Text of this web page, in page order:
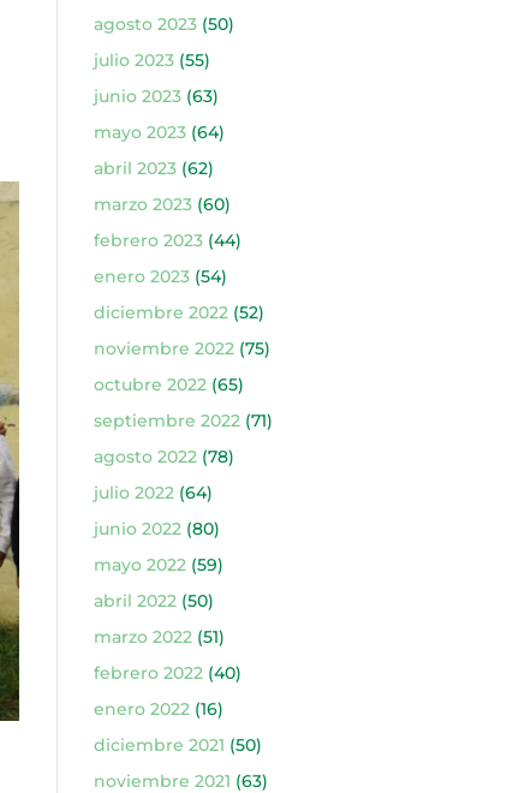
agosto 2023(50)
julio 2023(55)
junio 2023(63)
mayo 2023(64)
abril 2023(62)
marzo 2023(60)
febrero 2023(44)
enero 2023(54)
diciembre 2022(52)
noviembre 2022(75)
octubre 2022(65)
septiembre 2022(71)
agosto 2022(78)
julio 2022(64)
junio 2022(80)
mayo 2022(59)
abril 2022(50)
marzo 2022(51)
febrero 2022(40)
enero 2022(16)
diciembre 2021 (50)
noviembre 2021 (63)